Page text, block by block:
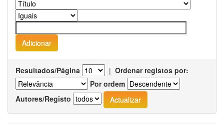
Resultados/Página | Ordenar registos por:
Por ordem
Autores/Registo